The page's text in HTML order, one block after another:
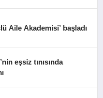
Aile Akademisi’ başladı
eşsiz tınısında